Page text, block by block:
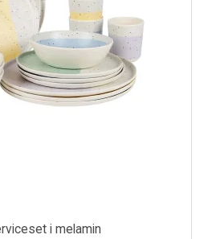
i melamin